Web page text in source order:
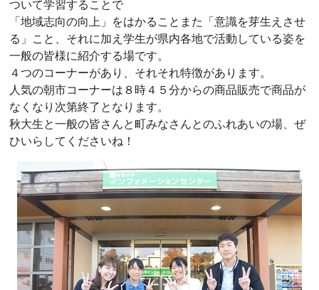
ついて学習することで
「地域志向の向上」をはかることまた「意識を芽生えさせ
る」こと、それに加え学生が県内各地で活動している姿を
一般の皆様に紹介する場です。
４つのコーナーがあり、それそれ特徴があります。
人気の朝市コーナーは８時４５分からの商品販売で商品が
なくなり次第終了となります。
秋大生と一般の皆さんと町みなさんとのふれあいの場、ぜ
ひいらしてくださいね！